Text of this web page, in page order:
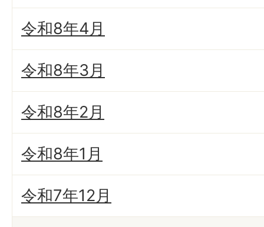
令和8年4月
令和8年3月
令和8年2月
令和8年1月
令和7年12月